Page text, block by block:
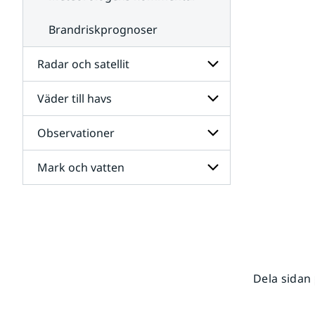
Brandriskprognoser
Radar och satellit
Undersidor
för
Radar
och
satellit
Väder till havs
Undersidor
för
Väder
till
havs
Observationer
Undersidor
för
Mark och vatten
Dela sidan